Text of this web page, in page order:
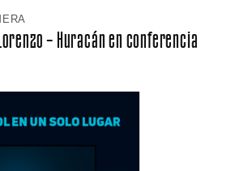
– Huracán en conferencia